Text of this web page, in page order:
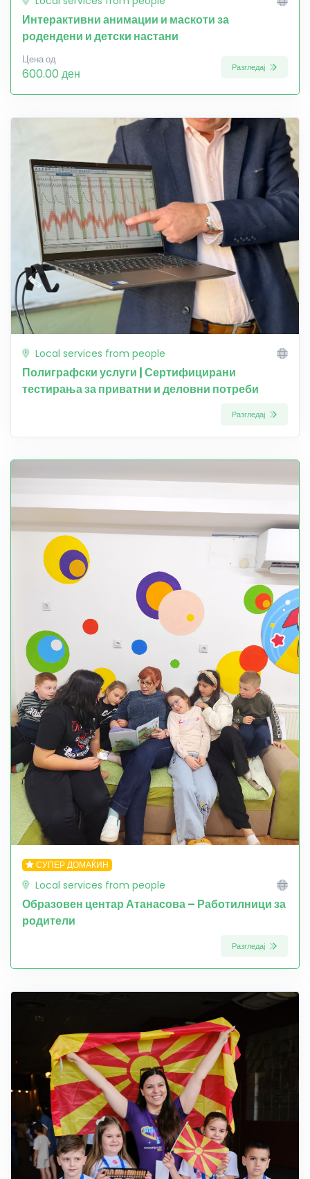
Интерактивни анимации и маскоти за
родендени и детски настани
Цена од
600.00 ден Разгледај
Local services from people
Полиграфски услуги | Сертифицирани
тестирања за приватни и деловни потреби
Разгледај
СУПЕР ДОМАЌИН
Local services from people
Образовен центар Атанасова – Работилници за
родители
Разгледај